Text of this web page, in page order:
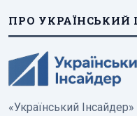
ПРО УКРАЇНСЬКИЙ
«Український